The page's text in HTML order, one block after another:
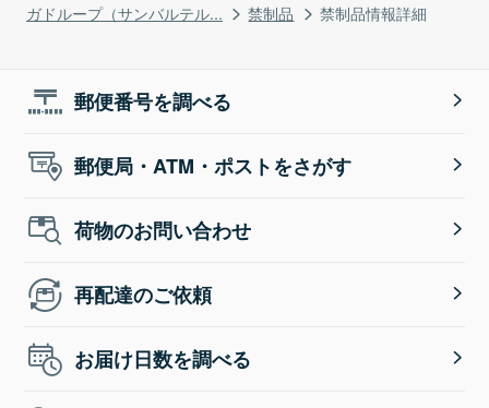
ガドループ（サンバルテル...
禁制品 禁制品情報詳細
郵便番号を調べる
郵便局・ATM・ポストをさがす
荷物のお問い合わせ
再配達のご依頼
お届け日数を調べる